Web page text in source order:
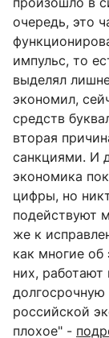
очередь, это
импульс, то
выделял
экономил,
средств
вторая
санкциями. И
экономика
цифры, но
подействуют
же к
как многие
них,
долгосрочную
российской
плохое" -